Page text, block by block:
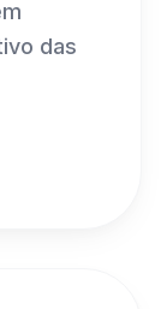
das